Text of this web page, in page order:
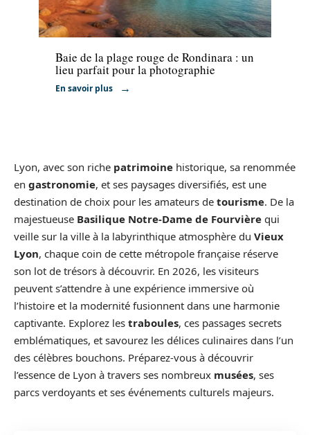
Activités
Baie de la plage rouge de Rondinara : un
lieu parfait pour la photographie
En savoir plus
Lyon, avec son riche patrimoine historique, sa renommée
en gastronomie, et ses paysages diversifiés, est une
destination de choix pour les amateurs de tourisme. De la
majestueuse Basilique Notre-Dame de Fourvière qui
veille sur la ville à la labyrinthique atmosphère du Vieux
Lyon, chaque coin de cette métropole française réserve
son lot de trésors à découvrir. En 2026, les visiteurs
peuvent s’attendre à une expérience immersive où
l’histoire et la modernité fusionnent dans une harmonie
captivante. Explorez les traboules, ces passages secrets
emblématiques, et savourez les délices culinaires dans l’un
des célèbres bouchons. Préparez-vous à découvrir
l’essence de Lyon à travers ses nombreux musées, ses
parcs verdoyants et ses événements culturels majeurs.